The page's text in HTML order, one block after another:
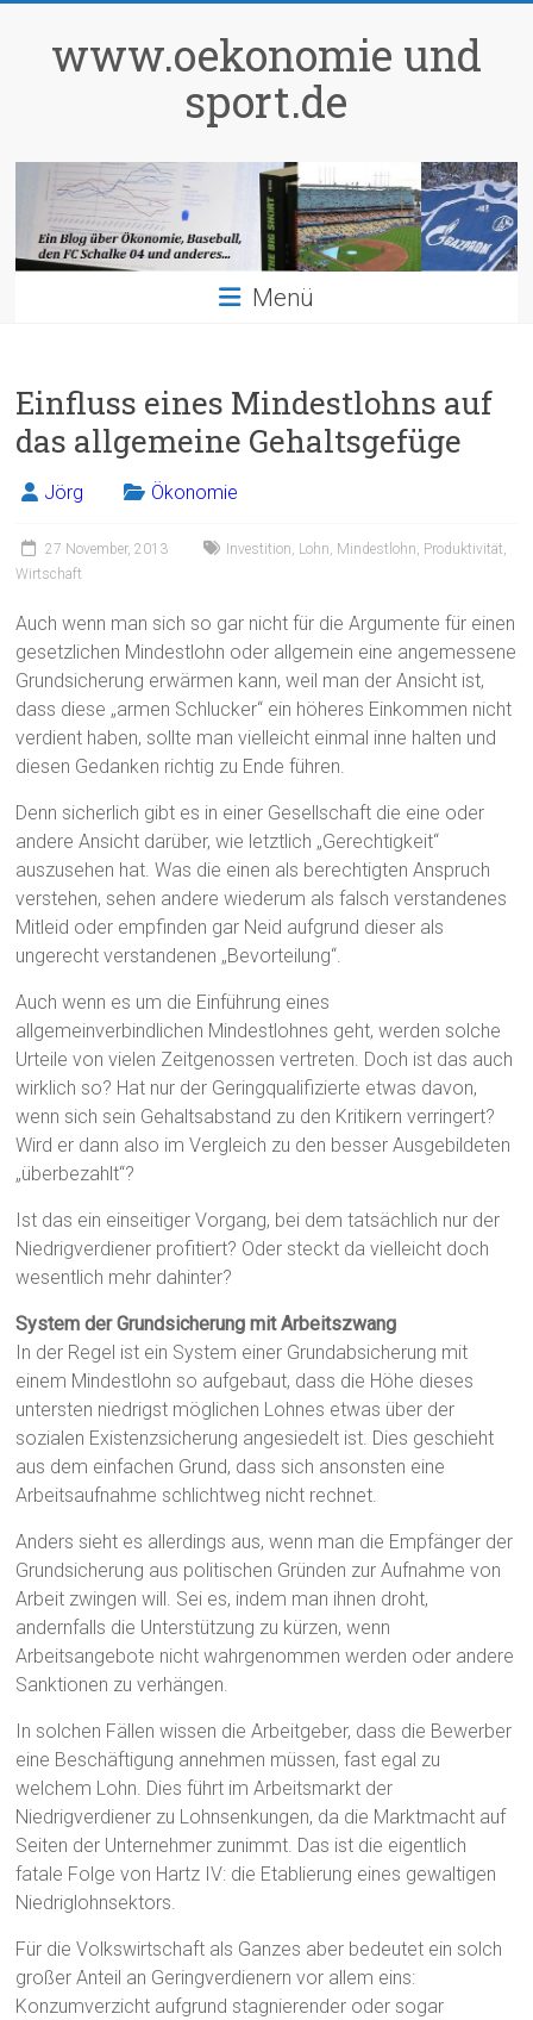
springenwww.oekonomie und
sport.de
Menü
Einfluss eines Mindestlohns auf
das allgemeine Gehaltsgefüge
Jörg Ökonomie
27 November, 2013 Investition, Lohn, Mindestlohn, Produktivität,
Wirtschaft
Auch wenn man sich so gar nicht für die Argumente für einen
gesetzlichen Mindestlohn oder allgemein eine angemessene
Grundsicherung erwärmen kann, weil man der Ansicht ist,
dass diese „armen Schlucker“ ein höheres Einkommen nicht
verdient haben, sollte man vielleicht einmal inne halten und
diesen Gedanken richtig zu Ende führen.
Denn sicherlich gibt es in einer Gesellschaft die eine oder
andere Ansicht darüber, wie letztlich „Gerechtigkeit“
auszusehen hat. Was die einen als berechtigten Anspruch
verstehen, sehen andere wiederum als falsch verstandenes
Mitleid oder empfinden gar Neid aufgrund dieser als
ungerecht verstandenen „Bevorteilung“.
Auch wenn es um die Einführung eines
allgemeinverbindlichen Mindestlohnes geht, werden solche
Urteile von vielen Zeitgenossen vertreten. Doch ist das auch
wirklich so? Hat nur der Geringqualifizierte etwas davon,
wenn sich sein Gehaltsabstand zu den Kritikern verringert?
Wird er dann also im Vergleich zu den besser Ausgebildeten
„überbezahlt“?
Ist das ein einseitiger Vorgang, bei dem tatsächlich nur der
Niedrigverdiener profitiert? Oder steckt da vielleicht doch
wesentlich mehr dahinter?
System der Grundsicherung mit Arbeitszwang
In der Regel ist ein System einer Grundabsicherung mit
einem Mindestlohn so aufgebaut, dass die Höhe dieses
untersten niedrigst möglichen Lohnes etwas über der
sozialen Existenzsicherung angesiedelt ist. Dies geschieht
aus dem einfachen Grund, dass sich ansonsten eine
Arbeitsaufnahme schlichtweg nicht rechnet.
Anders sieht es allerdings aus, wenn man die Empfänger der
Grundsicherung aus politischen Gründen zur Aufnahme von
Arbeit zwingen will. Sei es, indem man ihnen droht,
andernfalls die Unterstützung zu kürzen, wenn
Arbeitsangebote nicht wahrgenommen werden oder andere
Sanktionen zu verhängen.
In solchen Fällen wissen die Arbeitgeber, dass die Bewerber
eine Beschäftigung annehmen müssen, fast egal zu
welchem Lohn. Dies führt im Arbeitsmarkt der
Niedrigverdiener zu Lohnsenkungen, da die Marktmacht auf
Seiten der Unternehmer zunimmt. Das ist die eigentlich
fatale Folge von Hartz IV: die Etablierung eines gewaltigen
Niedriglohnsektors.
Für die Volkswirtschaft als Ganzes aber bedeutet ein solch
großer Anteil an Geringverdienern vor allem eins:
Konzumverzicht aufgrund stagnierender oder sogar